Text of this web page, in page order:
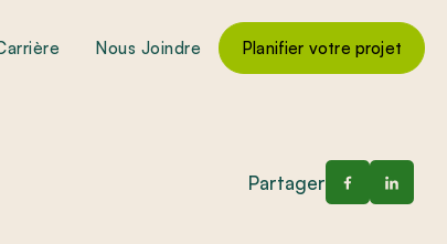
Nous Joindre Planifier votre projet
Partager